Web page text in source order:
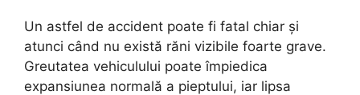
Un astfel de accident poate fi fatal chiar și
atunci când nu există răni vizibile foarte grave.
Greutatea vehiculului poate împiedica
expansiunea normală a pieptului, iar lipsa